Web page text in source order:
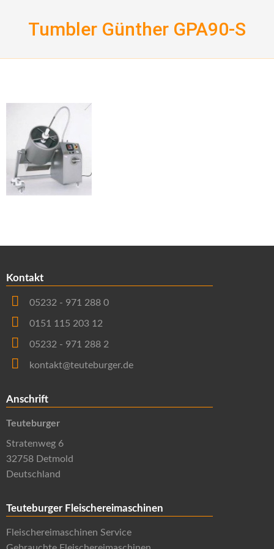
contentTumbler Günther GPA90-S
Kontakt
05232 - 971 288 0
0151 115 203 12
05232 - 971 288 2
kontakt@teuteburger.de
Anschrift
Teuteburger
Stratenweg 6
32758 Detmold
Deutschland
Teuteburger Fleischereimaschinen
Fleischereimaschinen Service